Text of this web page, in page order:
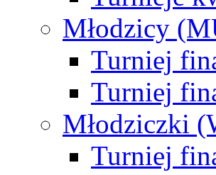
Młodzicy
Turniej
Turniej
Młodziczki
Turniej